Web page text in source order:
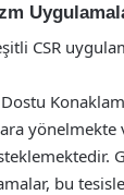
CSR
bu